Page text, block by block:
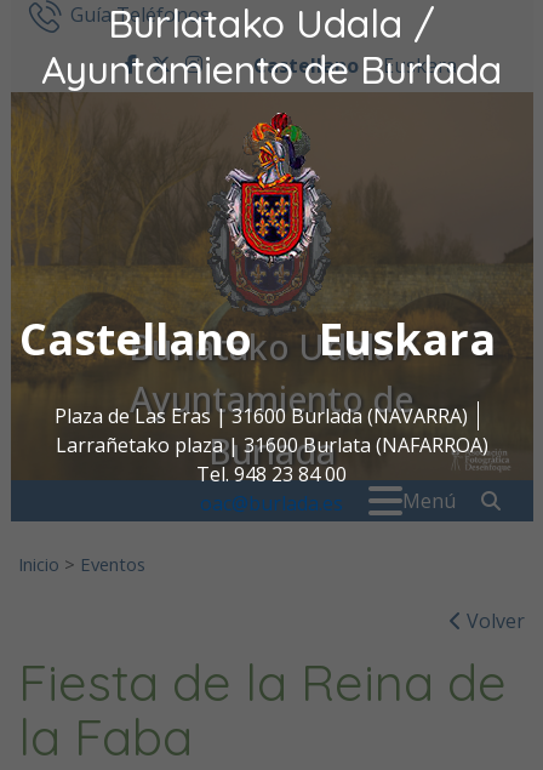
Burlatako Udala /
Ayuntamiento de Burlada
Castellano Euskara
Plaza de Las Eras | 31600 Burlada (NAVARRA)
Larrañetako plaza | 31600 Burlata (NAFARROA)
Tel. 948 23 84 00
oac@burlada.es
Ir al contenidoGuía Teléfonos
facebook
twitter
instagram
Castellano Euskara
Burlatako Udala /
Ayuntamiento de
Burlada
Menú
Inicio > Eventos
Volver
Fiesta de la Reina de
la Faba